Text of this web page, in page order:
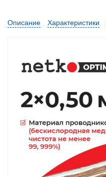
Описание Характеристики